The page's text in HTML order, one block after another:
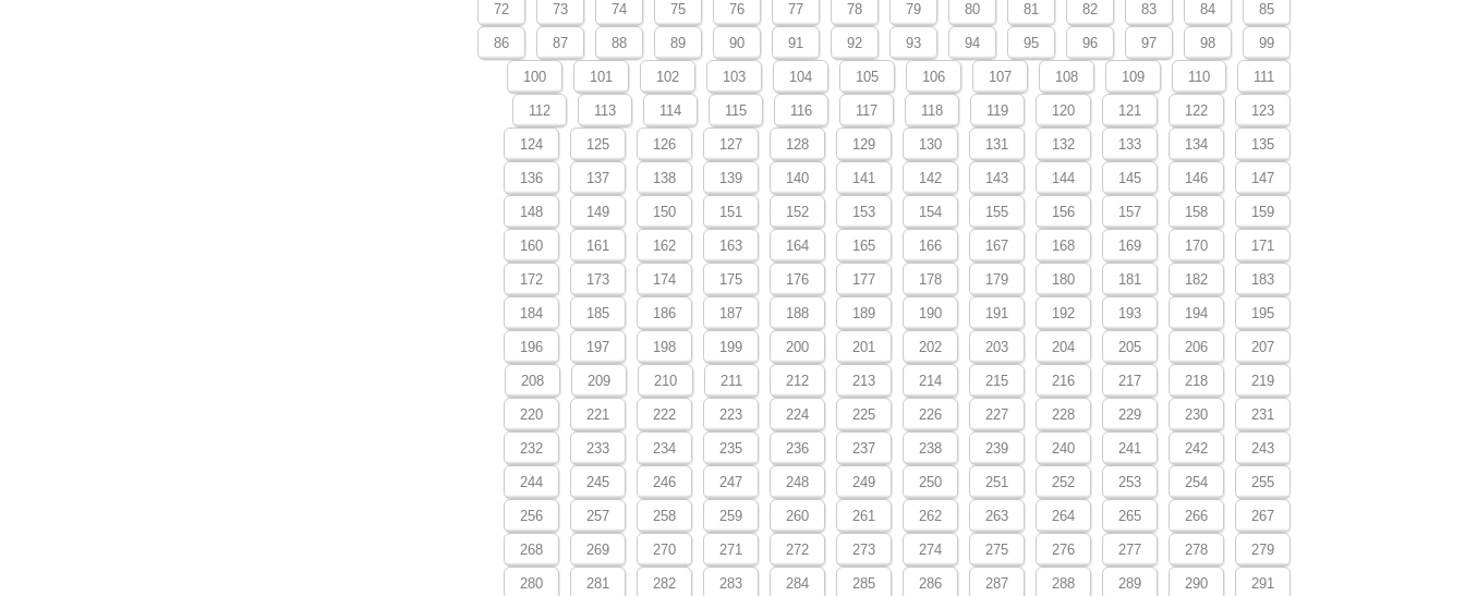
72 73 74 75 76 77 78 79 80 81 82 83 84 85
86 87 88 89 90 91 92 93 94 95 96 97 98 99
100 101 102 103 104 105 106 107 108 109 110 111
112 113 114 115 116 117 118 119 120 121 122 123
124 125 126 127 128 129 130 131 132 133 134 135
136 137 138 139 140 141 142 143 144 145 146 147
148 149 150 151 152 153 154 155 156 157 158 159
160 161 162 163 164 165 166 167 168 169 170 171
172 173 174 175 176 177 178 179 180 181 182 183
184 185 186 187 188 189 190 191 192 193 194 195
196 197 198 199 200 201 202 203 204 205 206 207
208 209 210 211 212 213 214 215 216 217 218 219
220 221 222 223 224 225 226 227 228 229 230 231
232 233 234 235 236 237 238 239 240 241 242 243
244 245 246 247 248 249 250 251 252 253 254 255
256 257 258 259 260 261 262 263 264 265 266 267
268 269 270 271 272 273 274 275 276 277 278 279
280 281 282 283 284 285 286 287 288 289 290 291